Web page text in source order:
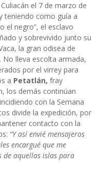
el 7 de marzo de
teniendo como guía a
el negro”, el esclavo
y sobrevivido junto su
la gran odisea de
lleva escolta armada,
por el virrey para
a Petatlán, fray
los demás continúan
con la Semana
divide la expedición, por
contacto con la
“Y así envié mensajeros
encargué que me
de aquellas islas para